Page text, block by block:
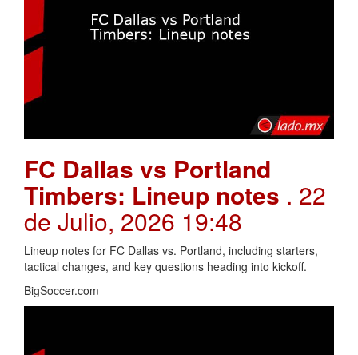
FC Dallas vs Portland
Timbers: Lineup notes . 22
de Julio, 2026 19:48
Lineup notes for FC Dallas vs. Portland, including starters,
tactical changes, and key questions heading into kickoff.
BigSoccer.com